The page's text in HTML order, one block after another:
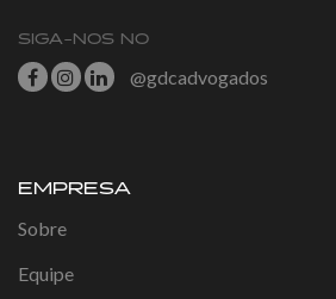
SIGA-NOS NO
@gdcadvogados
EMPRESA
Sobre
Equipe